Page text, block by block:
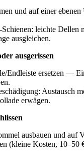
und auf einer
leichte Dellen
ausgleichen.
ausgerissen
Endleiste ersetzen —
Austausch
erwägen.
ausbauen und auf
(kleine Kosten, 10–50